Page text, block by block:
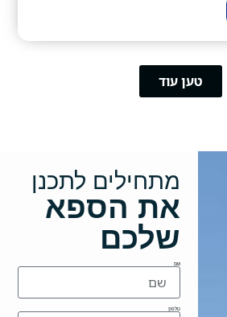
טען עוד
מתחילים לתכנן
את הספא
שלכם